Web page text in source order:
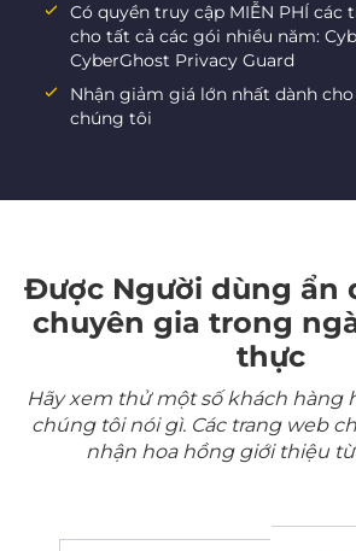
Có quyền truy cập MIỄN PHÍ các
cho tất cả các gói nhiều năm:
CyberGhost Privacy Guard
Nhận giảm giá lớn nhất dành
chúng tôi
Được Người dùng ẩn
chuyên gia trong
thực
Hãy xem thử một số khách hàng
chúng tôi nói gì. Các trang web
nhận hoa hồng giới thiệu